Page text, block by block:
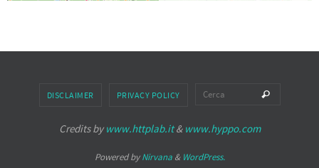
DISCLAIMER PRIVACY POLICY Cerca
Credits by www.httplab.it& www.hyppo.com
Powered byNirvana& WordPress.